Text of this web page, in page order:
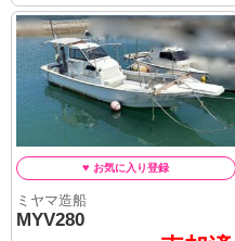
ミヤマ造船
MYV280